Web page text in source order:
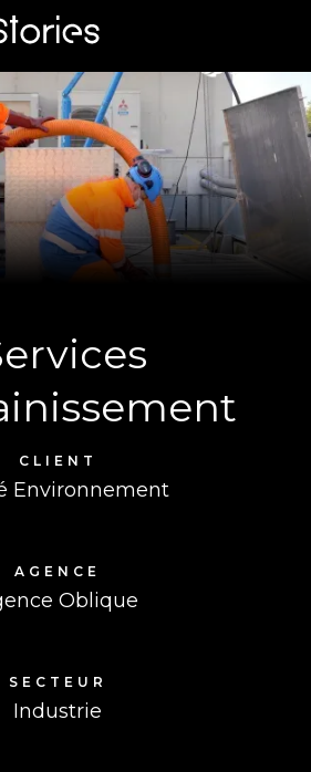
CLIENT
Environnement
AGENCE
Oblique
SECTEUR
Industrie